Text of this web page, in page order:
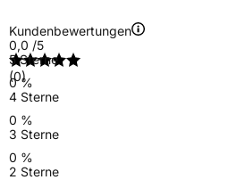
Kundenbewertungen
0,0 /5
(0)
5 Sterne
0 %
4 Sterne
0 %
3 Sterne
0 %
2 Sterne